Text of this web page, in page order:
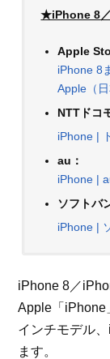
★iPhone 8
Apple
iPhone 8
Apple（日
NTTドコ
iPhone |
au：
iPhone |
ソフトバ
iPhone |
iPhone 8／
Apple「iPhone
インチモデル
ます。